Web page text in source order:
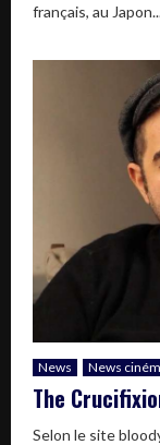
français, au
News News
The
Selon le site